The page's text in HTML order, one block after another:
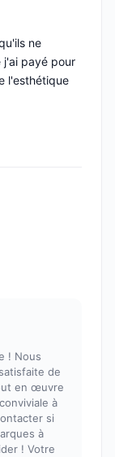
ne
j'ai payé pour
l'esthétique
! Nous
de
en œuvre
à
si
à
! Votre